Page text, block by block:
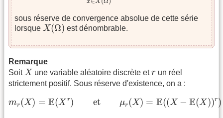
sous réserve de convergence absolue de cette série
lorsque X(Ω)
X(Ω) est dénombrable.
Remarque
SoitX
X une variable aléatoire discrète etr
r un réel
strictement positif. Sous réserve d'existence, on a :
mr(X) = E(X r) et μr(X) = E((X − E(X ))r)
mr(X)= et =E(( E(X))r